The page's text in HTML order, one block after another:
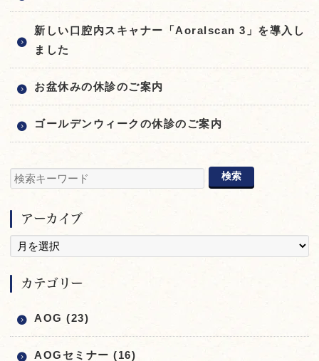
新しい口腔内スキャナー「Aoralscan 3」を導入し
ました
お盆休みの休診のご案内
ゴールデンウィークの休診のご案内
アーカイブ
カテゴリー
AOG (23)
AOGセミナー (16)